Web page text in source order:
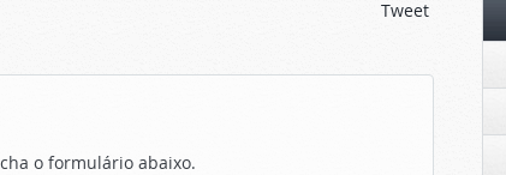
Tweet
o formulário abaixo.